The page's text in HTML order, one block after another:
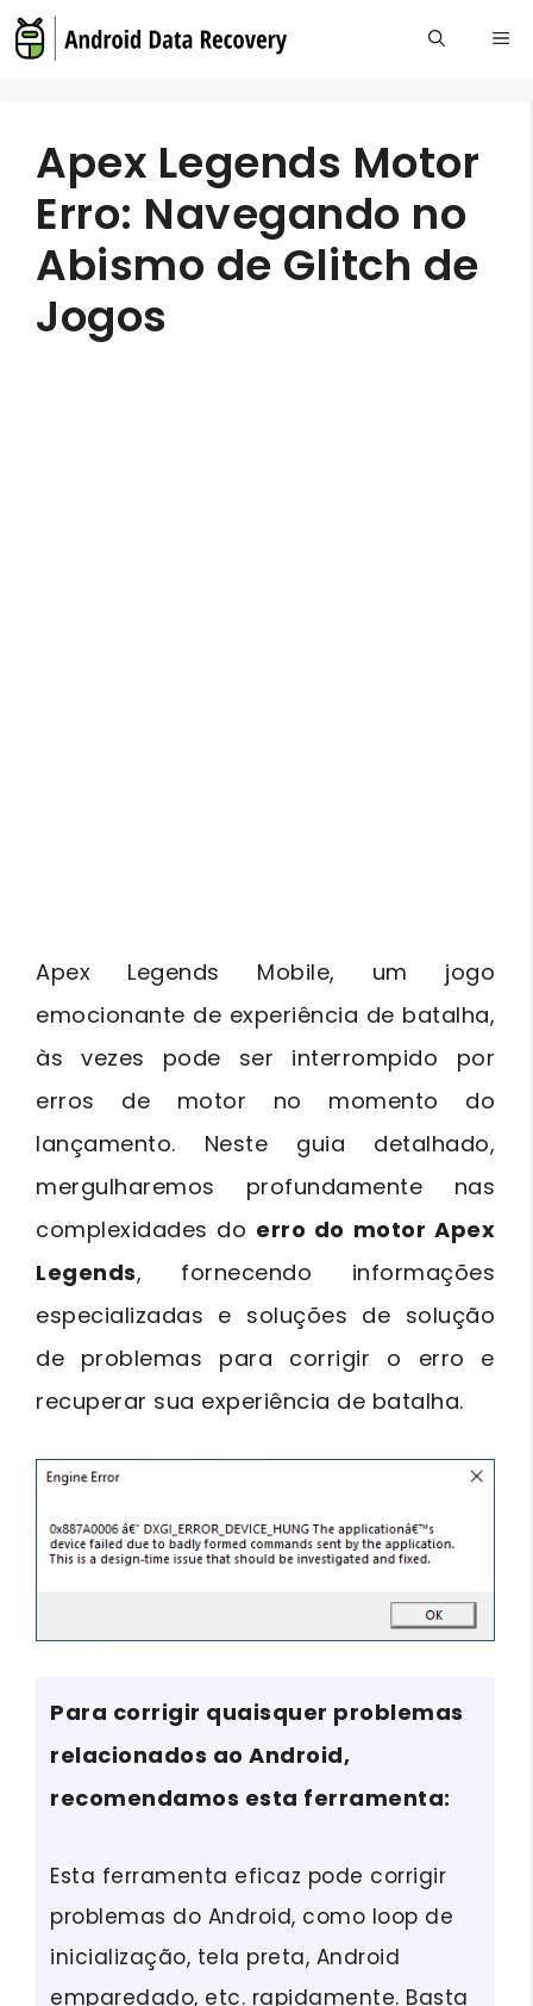
Skip
to
Apex Legends Motor
Erro: Navegando no
Abismo de Glitch de
Jogos
Apex Legends Mobile, um jogo
emocionante de experiência de batalha,
às vezes pode ser interrompido por
erros de motor no momento do
lançamento. Neste guia detalhado,
mergulharemos profundamente nas
complexidades do erro do motor Apex
Legends, fornecendo informações
especializadas e soluções de solução
de problemas para corrigir o erro e
recuperar sua experiência de batalha.
Para corrigir quaisquer problemas
relacionados ao Android,
recomendamos esta ferramenta:
Esta ferramenta eficaz pode corrigir
problemas do Android, como loop de
inicialização, tela preta, Android
emparedado, etc. rapidamente. Basta